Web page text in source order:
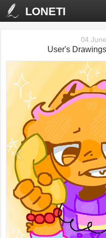
LONETI
04
User's
‹